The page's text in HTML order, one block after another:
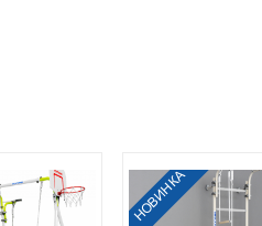
НОВИНКА